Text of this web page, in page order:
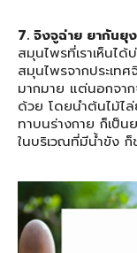
7. จิงจูฉ่าย ยากัน
สมุนไพรที่เราเห็นไ
สมุนไพรจากประเท
มากมาย แต่นอกจา
ด้วย โดยนำต้นไม้ไ
ทาบนร่างกาย ก็เป็
ในบริเวณที่มีน้ำขัง